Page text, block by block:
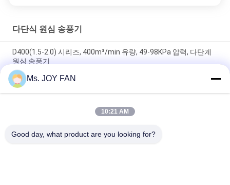
다단식 원심 송풍기
D400(1.5-2.0) 시리즈, 400m³/min 유량, 49-98KPa 압력, 다단계
원심 송풍기
D300 ((1.5-2.0) 시리즈, 300m3/min 흐름, 20°C 온도 , 다단계 원심
류 류 류
D250 시리즈 250m3/min 입류 융합 변속기 다단계 환경 보호 원
Ms. JOY FAN
10:21 AM
Good day, what product are you looking for?